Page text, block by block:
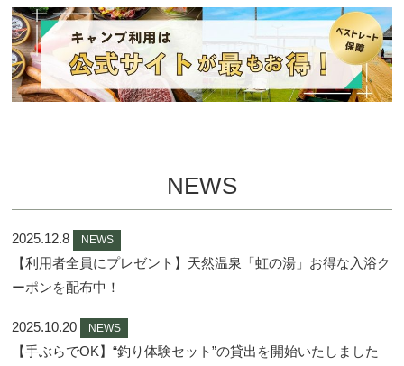
NEWS
2025.12.8 NEWS
【利用者全員にプレゼント】天然温泉「虹の湯」お得な入浴ク
ーポンを配布中！
2025.10.20 NEWS
【手ぶらでOK】“釣り体験セット”の貸出を開始いたしました